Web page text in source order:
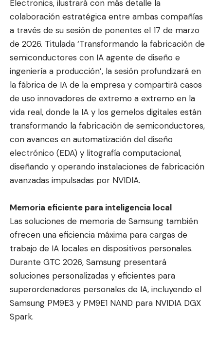
Electronics, ilustrará con más detalle la
colaboración estratégica entre ambas compañías
a través de su sesión de ponentes el 17 de marzo
de 2026. Titulada ‘Transformando la fabricación de
semiconductores con IA agente de diseño e
ingeniería a producción’, la sesión profundizará en
la fábrica de IA de la empresa y compartirá casos
de uso innovadores de extremo a extremo en la
vida real, donde la IA y los gemelos digitales están
transformando la fabricación de semiconductores,
con avances en automatización del diseño
electrónico (EDA) y litografía computacional,
diseñando y operando instalaciones de fabricación
avanzadas impulsadas por NVIDIA.
Memoria eficiente para inteligencia local
Las soluciones de memoria de Samsung también
ofrecen una eficiencia máxima para cargas de
trabajo de IA locales en dispositivos personales.
Durante GTC 2026, Samsung presentará
soluciones personalizadas y eficientes para
superordenadores personales de IA, incluyendo el
Samsung PM9E3 y PM9E1 NAND para NVIDIA DGX
Spark.